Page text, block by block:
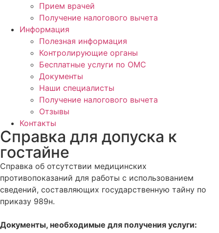
Прием врачей
Получение налогового вычета
Информация
Полезная информация
Контролирующие органы
Бесплатные услуги по ОМС
Документы
Наши специалисты
Получение налогового вычета
Отзывы
Контакты
Справка для допуска к
гостайне
Справка об отсутствии медицинских
противопоказаний для работы с использованием
сведений, составляющих государственную тайну по
приказу 989н.
Документы, необходимые для получения услуги: